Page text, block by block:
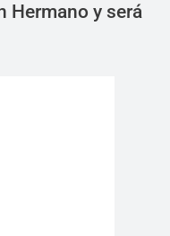
Hermano y será